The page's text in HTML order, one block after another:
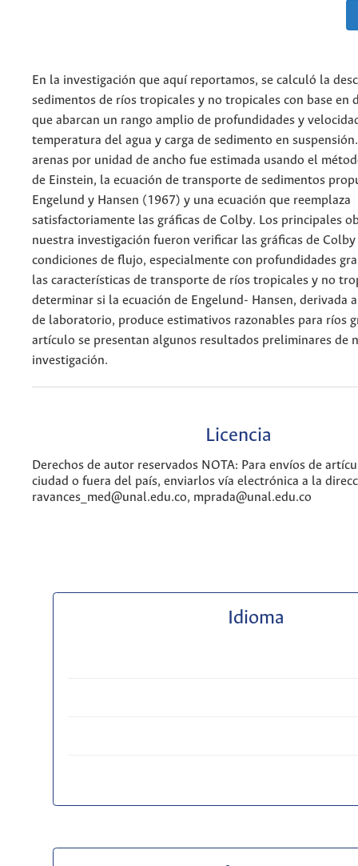
En la investigación que aquí reportamos, se calculó la
sedimentos de ríos tropicales y no tropicales con base en
que abarcan un rango amplio de profundidades y
temperatura del agua y carga de sedimento en
arenas por unidad de ancho fue estimada usando el
de Einstein, la ecuación de transporte de sedimentos
Engelund y Hansen (1967) y una ecuación que reemplaza
satisfactoriamente las gráficas de Colby. Los principales
nuestra investigación fueron verificar las gráficas de
condiciones de flujo, especialmente con profundidades
las características de transporte de ríos tropicales y no
determinar si la ecuación de Engelund- Hansen, derivada
de laboratorio, produce estimativos razonables para ríos
artículo se presentan algunos resultados preliminares de
investigación.
Licencia
Derechos de autor reservados NOTA: Para envíos de
ciudad o fuera del país, enviarlos vía electrónica a la
ravances_med@unal.edu.co, mprada@unal.edu.co
Idioma